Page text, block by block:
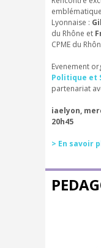
Lyonnaise :
du Rhône et
CPME du
Evenement
Politique et
partenariat
iaelyon,
20h45
> En savoir